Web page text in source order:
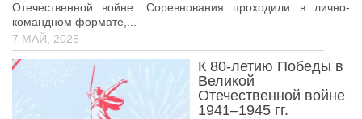
Памятка обучающимся
КФ РГУ СоцТех
Педагогические чтения памяти Т.Н. Чедыровой
Отечественной войне. Соревнования проходили в лично-
командном формате,...
7 МАЙ, 2025
К 80-летию Победы в
Великой
Отечественной войне
1941–1945 гг.